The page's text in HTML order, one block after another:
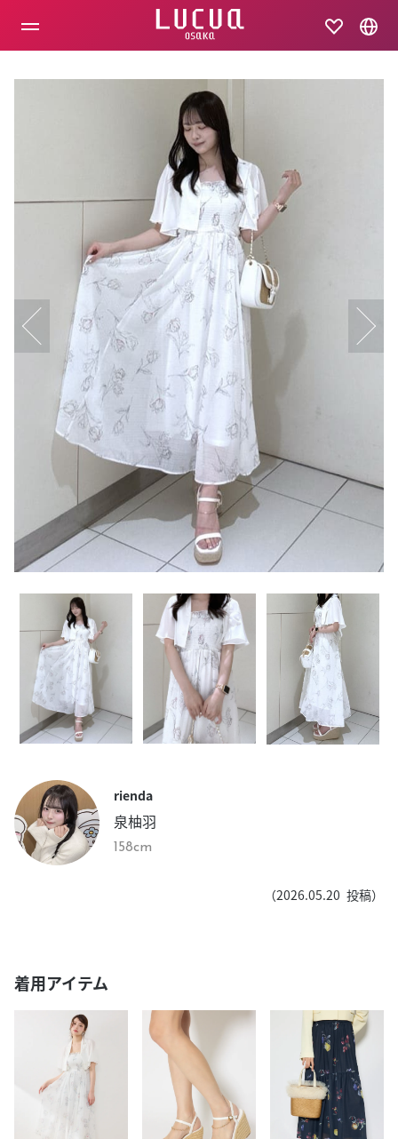
rienda
泉柚羽
158cm
（2026.05.20 投稿）
着用アイテム